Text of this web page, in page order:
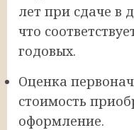
лет при сдаче в
что
годовых.
Оценка
стоимость
оформление.